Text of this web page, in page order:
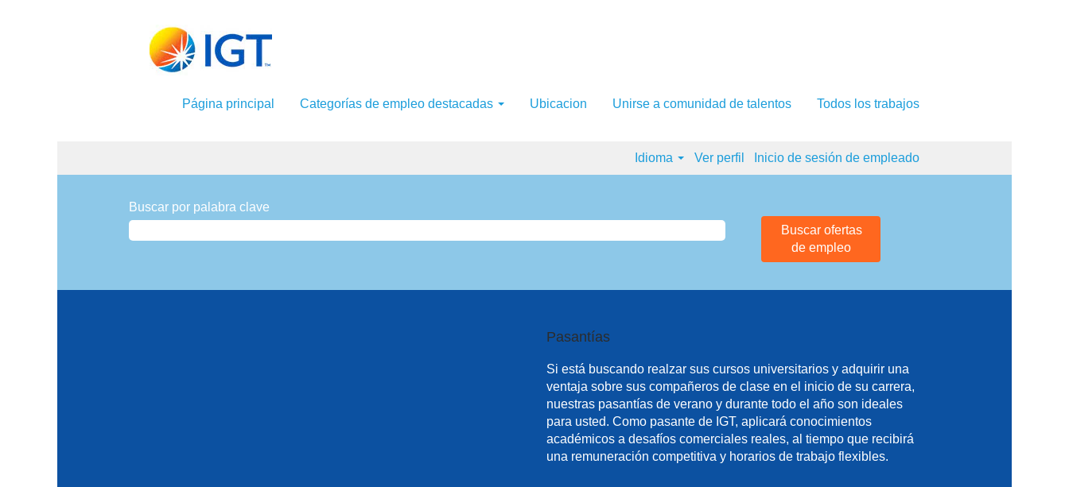
Página principal Categorías de empleo destacadas Ubicacion Unirse a comunidad de talentos Todos los trabajos
Idioma Ver perfil Inicio de sesión de empleado
Buscar por palabra clave
Pasantías
Si está buscando realzar sus cursos universitarios y adquirir una
ventaja sobre sus compañeros de clase en el inicio de su carrera,
nuestras pasantías de verano y durante todo el año son ideales
para usted. Como pasante de IGT, aplicará conocimientos
académicos a desafíos comerciales reales, al tiempo que recibirá
una remuneración competitiva y horarios de trabajo flexibles.